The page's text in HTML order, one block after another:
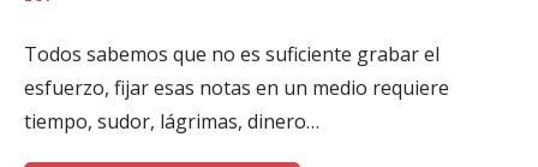
Todos sabemos que no es suficiente grabar el
esfuerzo, fijar esas notas en un medio requiere
tiempo, sudor, lágrimas, dinero…